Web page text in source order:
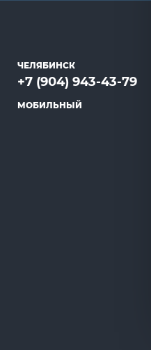
ЧЕЛЯБИНСК
+7 (904) 943-43-79
МОБИЛЬНЫЙ